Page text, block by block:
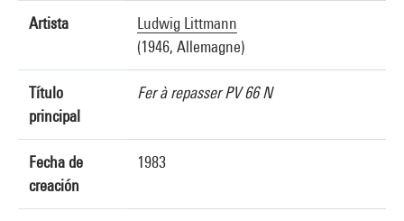
Artista
Ludwig Littmann
(1946, Allemagne)
Título
principal
Fer à repasser PV 66 N
Fecha de
creación
1983